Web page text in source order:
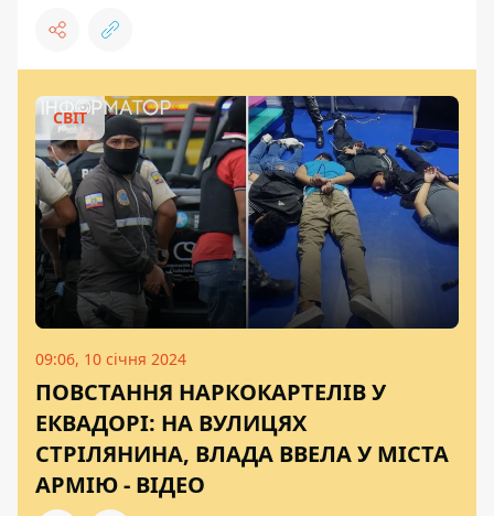
СВІТ
09:06, 10 січня 2024
ПОВСТАННЯ НАРКОКАРТЕЛІВ У
ЕКВАДОРІ: НА ВУЛИЦЯХ
СТРІЛЯНИНА, ВЛАДА ВВЕЛА У МІСТА
АРМІЮ - ВІДЕО